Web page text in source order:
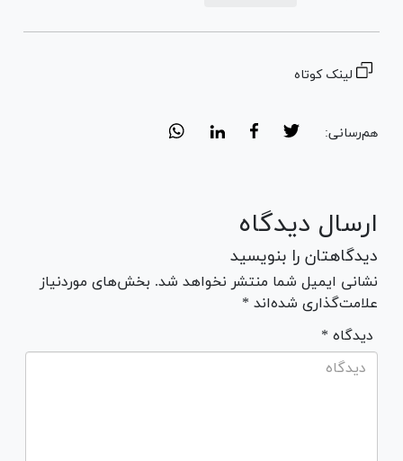
لینک کوتاه
هم‌رسانی:
ارسال دیدگاه
دیدگاهتان را بنویسید
نشانی ایمیل شما منتشر نخواهد شد. بخش‌های موردنیاز
علامت‌گذاری شده‌اند *
* دیدگاه